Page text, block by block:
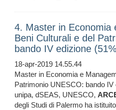
4. Master in Economia
Beni Culturali e del
bando IV edizione
18-apr-2019 14.55.44
Master in Economia e
Patrimonio UNESCO: bando IV
unipa, dSEAS, UNESCO,
degli Studi di Palermo ha